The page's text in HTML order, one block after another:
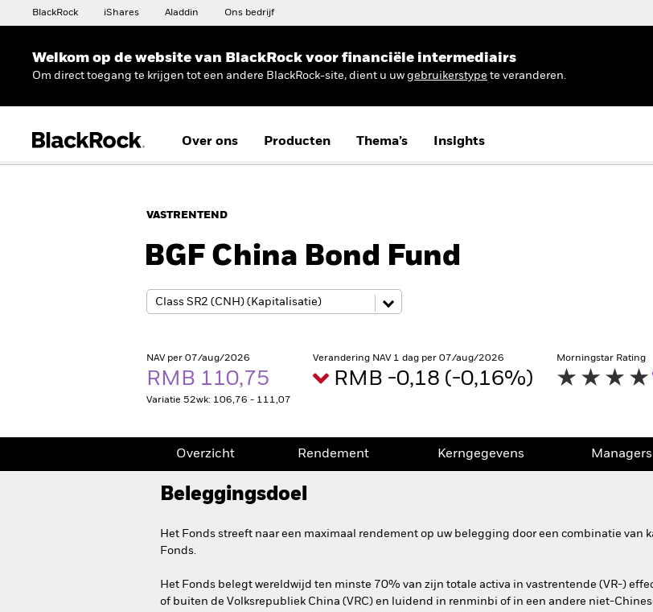
BlackRock iShares Aladdin Ons bedrijf
Welkom op de website van BlackRock voor financiële intermediairs
Om direct toegang te krijgen tot een andere BlackRock-site, dient u uw gebruikerstype te veranderen.
Over ons Producten Thema’s Insights
VASTRENTEND
BGF China Bond Fund
NAV per 07/aug/2026
RMB 110,75
Variatie 52wk: 106,76 - 111,07
Verandering NAV 1 dag per 07/aug/2026
RMB -0,18 (-0,16%)
Morningstar Rating
Overzicht Rendement Kerngegevens Managers
Beleggingsdoel
Het Fonds streeft naar een maximaal rendement op uw belegging door een combinatie van
Fonds.
Het Fonds belegt wereldwijd ten minste 70% van zijn totale activa in vastrentende (VR-)
of buiten de Volksrepubliek China (VRC) en luidend in renminbi of in een andere niet-